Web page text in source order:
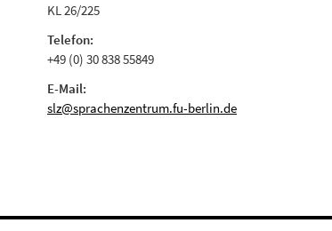
KL 26/225
Telefon:
+49 (0) 30 838 55849
E-Mail:
slz@sprachenzentrum.fu-berlin.de